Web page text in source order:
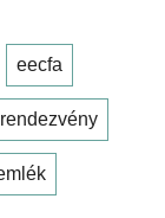
eecfa
rendezvény